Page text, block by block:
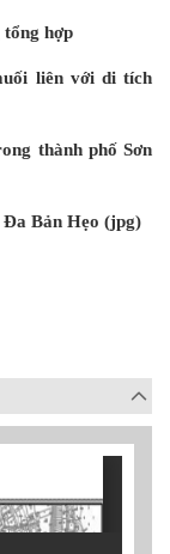
hợp
liên với di tích
thành phố Sơn
Bản Hẹo (jpg)